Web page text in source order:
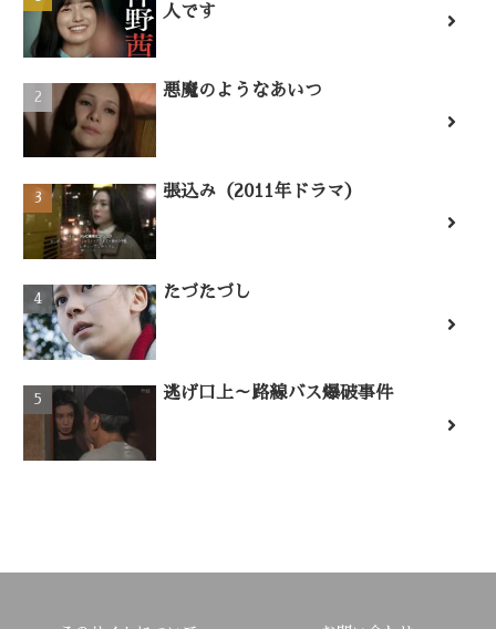
人です
悪魔のようなあいつ
張込み（2011年ドラマ）
たづたづし
逃げ口上～路線バス爆破事件